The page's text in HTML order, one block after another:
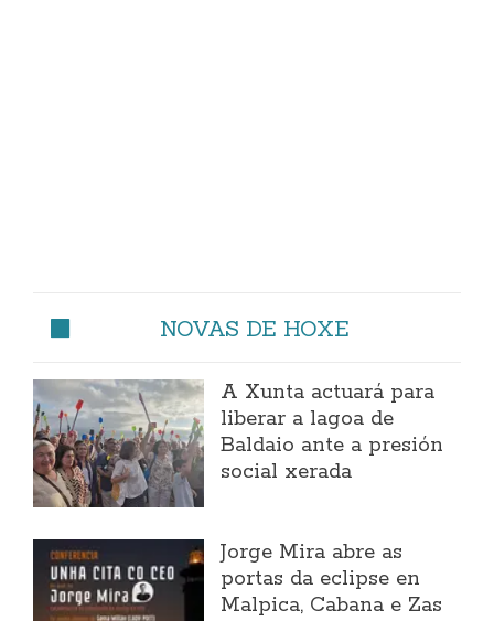
NOVAS DE HOXE
A Xunta actuará para
liberar a lagoa de
Baldaio ante a presión
social xerada
Jorge Mira abre as
portas da eclipse en
Malpica, Cabana e Zas